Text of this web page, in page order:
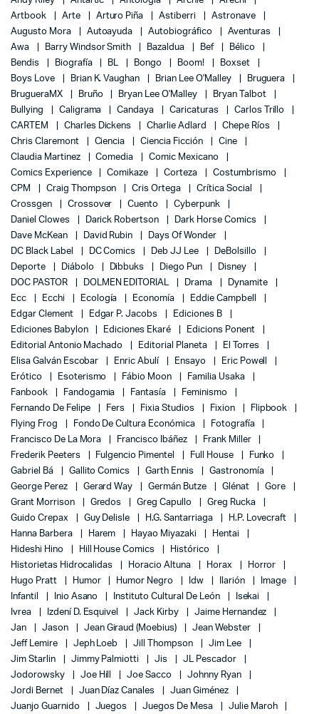
Artbook
Arte Arturo Piña Astiberri
Astronave
Augusto Mora
Autoayuda Autobiográfico
Aventuras
Awa
Barry Windsor Smith Bazaldua Bef
Bélico
Bendis
Biografía BL Bongo Boom!
Boxset
Boys Love
Brian K. Vaughan Brian Lee O'Malley
Bruguera
BrugueraMX
Bruño Bryan Lee O'Malley
Bryan Talbot
Bullying
Caligrama Candaya Caricaturas
Carlos Trillo
CARTEM
Charles Dickens Charlie Adlard
Chepe Ríos
Chris Claremont
Ciencia Ciencia Ficción
Cine
Claudia Martinez
Comedia
Comic Mexicano
Comics Experience
Comikaze Corteza
Costumbrismo
CPM
Craig Thompson Cris Ortega
Crítica Social
Crossgen
Crossover Cuento
Cyberpunk
Daniel Clowes
Darick Robertson
Dark Horse Comics
Dave McKean
David Rubin
Days Of Wonder
DC Black Label
DC Comics Deb JJ Lee
DeBolsillo
Deporte
Diábolo Dibbuks Diego Pun
Disney
DOC PASTOR
DOLMEN EDITORIAL Drama
Dynamite
Ecc
Ecchi Ecología Economía
Eddie Campbell
Edgar Clement
Edgar P. Jacobs
Ediciones B
Ediciones Babylon
Ediciones Ekaré
Edicions Ponent
Editorial Antonio Machado
Editorial Planeta
El Torres
Elisa Galván Escobar
Enric Abulí Ensayo
Eric Powell
Erótico
Esoterismo Fábio Moon
Familia Usaka
Fanbook
Fandogamia Fantasía
Feminismo
Fernando De Felipe
Fers Fixia Studios Fixion
Flipbook
Flying Frog
Fondo De Cultura Económica
Fotografía
Francisco De La Mora
Francisco Ibáñez
Frank Miller
Frederik Peeters
Fulgencio Pimentel Full House
Funko
Gabriel Bá
Gallito Comics Garth Ennis
Gastronomía
George Perez
Gerard Way Germán Butze Glénat
Gore
Grant Morrison
Gredos Greg Capullo
Greg Rucka
Guido Crepax
Guy Delisle H.G. Santarriaga
H.P. Lovecraft
Hanna Barbera
Harem Hayao Miyazaki
Hentai
Hideshi Hino
Hill House Comics
Histórico
Historietas Hidrocalidas
Horacio Altuna Horax
Horror
Hugo Pratt
Humor Humor Negro Idw Ilarión
Image
Infantil
Inio Asano Instituto Cultural De León
Isekai
Ivrea
Izdení D. Esquivel Jack Kirby
Jaime Hernandez
Jan
Jason Jean Giraud (Moebius)
Jean Webster
Jeff Lemire
Jeph Loeb Jill Thompson
Jim Lee
Jim Starlin
Jimmy Palmiotti Jis
JL Pescador
Jodorowsky
Joe Hill Joe Sacco
Johnny Ryan
Jordi Bernet
Juan Díaz Canales
Juan Giménez
Juanjo Guarnido
Juegos Juegos De Mesa
Julie Maroh